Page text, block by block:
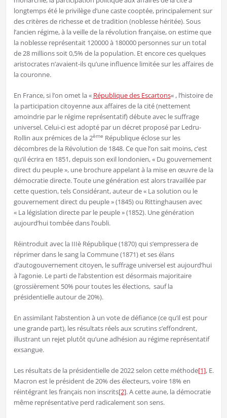
longtemps été le privilège d’une caste cooptée, principalement sur
des critères de richesse et de tradition (noblesse héritée). Sous
l’ancien régime, à la veille de la révolution française, on estime que
la noblesse représentait 120000 à 180000 personnes sur un total
de 28 millions soit 0,5% de la population. Et encore ces quelques
aristocrates n’avaient-ils qu’une influence limitée sur les affaires de
la couronne.
En France, si l’on omet la « République des Escartons« , l’histoire de
la participation citoyenne aux affaires de la cité (nettement
amoindrie par le régime représentatif) débute avec le suffrage
universel. Celui-ci est adopté par un décret proposé par Ledru-
Rollin aux prémices de la 2ème République éclose sur les
décombres de la Révolution de 1848. Ce que l’on sait moins, c’est
qu’il écrira en 1851, depuis son exil londonien, « Du gouvernement
direct du peuple », une brochure appelant à la mise en œuvre de la
démocratie directe. Toute une génération est alors travaillée par
cette question, tels Considérant, auteur de « La solution ou le
gouvernement direct du peuple » (1845) ou Rittinghausen avec
« La législation directe par le peuple » (1852). Une génération
aujourd’hui tombée dans l’oubli.
Réintroduit avec la IIIè République (1870) qui s’empressera de
réprimer dans le sang la Commune (1871) et ses élans
d’autogouvernement citoyen, le suffrage universel est aujourd’hui
à l’agonie. Le parti de l’abstention est désormais majoritaire
(grossièrement 50% pour toutes les élections, sauf la
présidentielle autour de 20%).
En assimilant l’abstention à un vote de défiance (ce qu’il est pour
une grande part), les résultats réels aux scrutins s’effondrent,
illustrant un rejet plutôt qu’une adhésion au régime représentatif
exsangue.
Les résultats de la présidentielle de 2022 selon cette méthode[1], E.
Macron est le président de 20% des électeurs, voire 18% en
réintégrant les français non inscrits[2]. A cette aune, la démocratie
même représentative perd radicalement son sens.